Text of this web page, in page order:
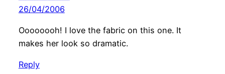
26/04/2006
Oooooooh! I love the fabric on this one. It
makes her look so dramatic.
Reply